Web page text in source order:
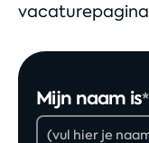
Mijn naam is*